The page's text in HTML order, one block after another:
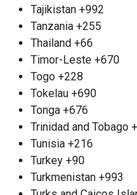
плодотворного
взаимовыгодных
представляете
предприятие,
ваша деятельность
образованием
замечательные
вывоз металла, а
приоритетное
постоянных
надежного
Tajikistan +992
Tanzania +255
Thailand +66
Timor-Leste +670
Togo +228
Tokelau +690
Tonga +676
Trinidad and Tobago
Tunisia +216
Turkey +90
Turkmenistan +993